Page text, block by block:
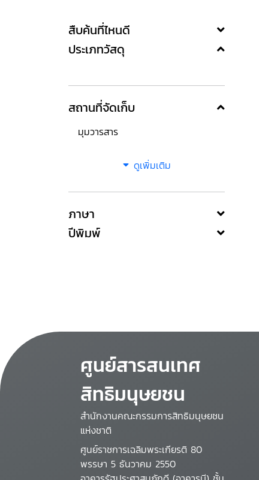
สืบค้นที่ไหนดี
ประเภทวัสดุ
สถานที่จัดเก็บ
มุมวารสาร
ดูเพิ่มเติม
ภาษา
ปีพิมพ์
ศูนย์สารสนเทศ
สิทธิมนุษยชน
สำนักงานคณะกรรมการสิทธิมนุษยชน
แห่งชาติ
ศูนย์ราชการเฉลิมพระเกียรติ 80
พรรษา 5 ธันวาคม 2550